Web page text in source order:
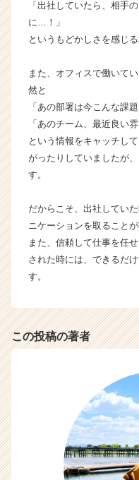
「出社していたら、相手
に…！」
というもどかしさを感じ
また、オフィスで働いて
然と
「あの部署は今こんな課
「あのチーム、最近良い雰
という情報をキャッチし
がったりしていましたが
す。
だからこそ、出社してい
ニケーションを取ること
また、信頼して仕事を任
された時には、できるだ
す。
この投稿の著者